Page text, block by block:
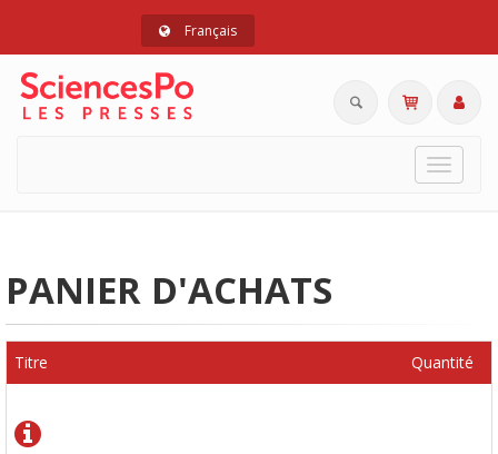
Français
Toggle
PANIER D'ACHATS
Titre Quantité